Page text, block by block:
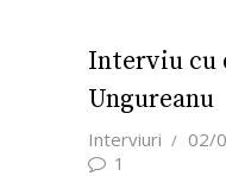
Interviu cu
Ungureanu
Interviuri 02/
1